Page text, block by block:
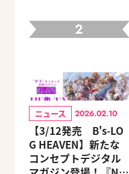
2
ニュース 2026.02.10
【3/12発売 B's-LO
G HEAVEN】新たな
コンセプトデジタル